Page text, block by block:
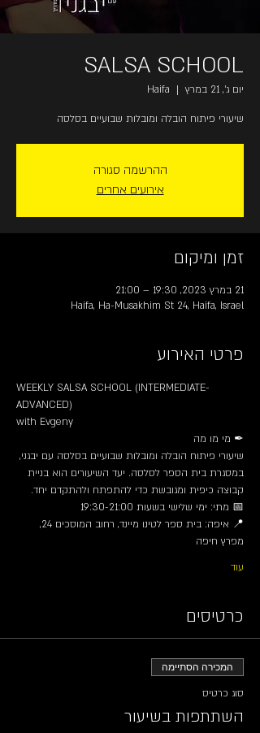
SALSA SCHOOL
יום ג׳, 21 במרץ
  |
Haifa
שיעורי פיתוח הובלה ומובלות שבועיים בסלסה
ההרשמה סגורה
אירועים אחרים
זמן ומיקום
21 במרץ 2023, 19:30 – 21:00
Haifa, Ha-Musakhim St 24, Haifa, Israel
פרטי האירוע
WEEKLY SALSA SCHOOL (INTERMEDIATE-
ADVANCED)
with Evgeny
✒ מי מו מה
שיעורי פיתוח הובלה ומובלות שבועיים בסלסה עם יבגני,
במסגרת בית הספר לסלסה. יעד השיעורים הוא בניית
קבוצה כיפית ומגובשת כדי להתפתח ולהתקדם יחד.
📅 מתי: ימי שלישי בשעות 19:30-21:00
📍 איפה: בית ספר לטינו מיינד, רחוב המוסכים 24,
מפרץ חיפה
עוד
כרטיסים
המכירה הסתיימה
סוג כרטיס
השתתפות בשיעור